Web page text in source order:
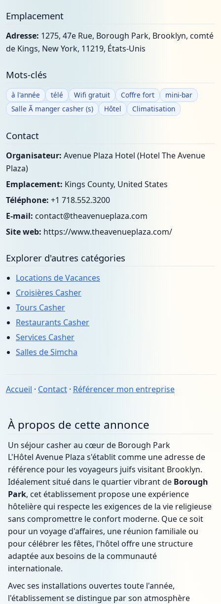
Emplacement
Adresse: 1275, 47e Rue, Borough Park, Brooklyn, comté
de Kings, New York, 11219, États-Unis
Mots-clés
à l'année télé Wifi gratuit Coffre fort
mini-bar
Salle Ã manger casher (s)
Hôtel Climatisation
Contact
Organisateur: Avenue Plaza Hotel (Hotel The Avenue
Plaza)
Emplacement: Kings County, United States
Téléphone: +1 718.552.3200
E-mail: contact@theavenueplaza.com
Site web: https://www.theavenueplaza.com/
Explorer d'autres catégories
Locations de Vacances
Croisières Casher
Tours Casher
Restaurants Casher
Services Casher
Salles de Simcha
Accueil · Contact · Référencer mon entreprise
À propos de cette annonce
Un séjour casher au cœur de Borough Park
L'Hôtel Avenue Plaza s'établit comme une adresse de
référence pour les voyageurs juifs visitant Brooklyn.
Idéalement situé dans le quartier vibrant de Borough
Park, cet établissement propose une expérience
hôtelière qui respecte les exigences de la vie religieuse
sans compromettre le confort moderne. Que ce soit
pour un voyage d'affaires, une réunion familiale ou
pour célébrer les fêtes, l'hôtel offre une structure
adaptée aux besoins de la communauté
internationale.
Avec ses installations ouvertes toute l'année,
l'établissement se distingue par son atmosphère